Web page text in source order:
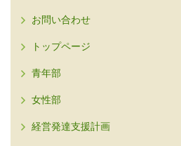
お問い合わせ
トップページ
青年部
女性部
経営発達支援計画